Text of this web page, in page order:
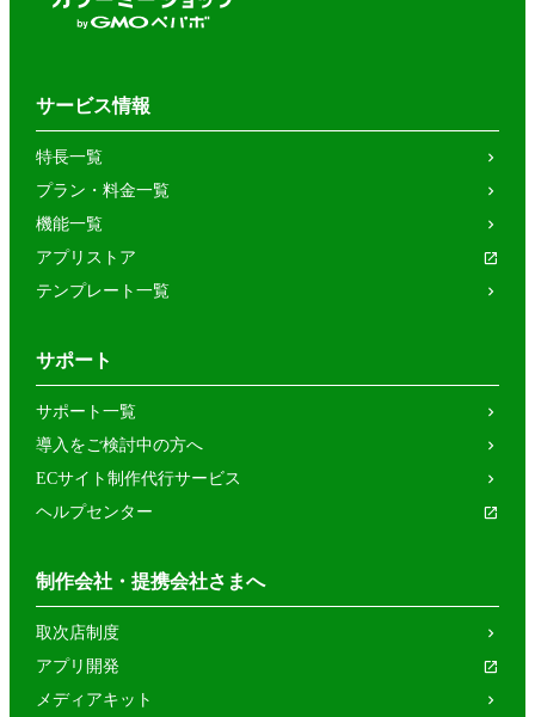
サービス情報
特長一覧
プラン・料金一覧
機能一覧
アプリストア
テンプレート一覧
サポート
サポート一覧
導入をご検討中の方へ
ECサイト制作代行サービス
ヘルプセンター
制作会社・提携会社さまへ
取次店制度
アプリ開発
メディアキット